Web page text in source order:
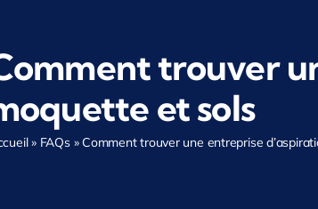
trouver
et sols
» FAQs»Comment trouver une entreprise